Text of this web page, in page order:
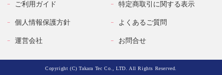
ご利用ガイド 特定商取引に関する表示
個人情報保護方針 よくあるご質問
運営会社 お問合せ
Copyright (C) Takara Tec Co., LTD. All Rights Reserved.